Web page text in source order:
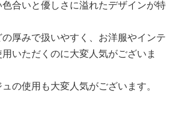
合いと優しさに溢れたデザインが特
厚みで扱いやすく、お洋服やインテ
いただくのに大変人気がございま
の使用も大変人気がございます。